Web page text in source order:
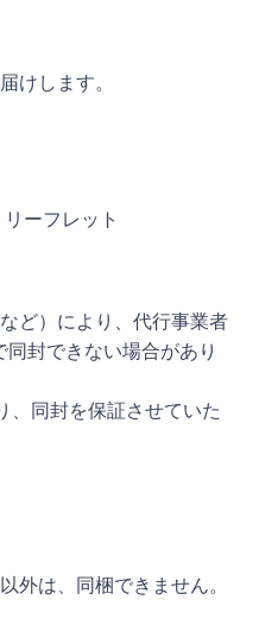
けします。
ーフレット
ど）により、代行事業者
封できない場合があり
、同封を保証させていた
外は、同梱できません。